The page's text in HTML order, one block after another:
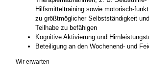
Hilfsmitteltraining sowie motorisch-
zu größtmöglicher Selbstständigkeit
Teilhabe zu befähigen
Kognitive Aktivierung und
Beteiligung an den Wochenend- und
Wir erwarten